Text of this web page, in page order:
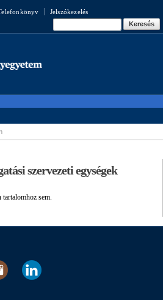
Jelszókezelés
Keresés
szervezeti egységek
sem.